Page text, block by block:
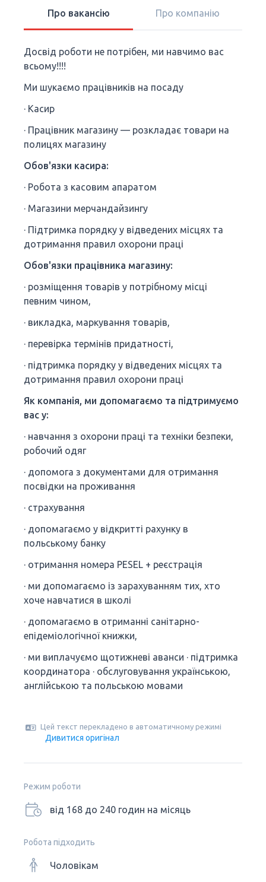
Про вакансію Про компанію
Досвід роботи не потрібен, ми навчимо вас
всьому!!!!
Ми шукаємо працівників на посаду
· Касир
· Працівник магазину — розкладає товари на
полицях магазину
Обов'язки касира:
· Робота з касовим апаратом
· Магазини мерчандайзингу
· Підтримка порядку у відведених місцях та
дотримання правил охорони праці
Обов'язки працівника магазину:
· розміщення товарів у потрібному місці
певним чином,
· викладка, маркування товарів,
· перевірка термінів придатності,
· підтримка порядку у відведених місцях та
дотримання правил охорони праці
Як компанія, ми допомагаємо та підтримуємо
вас у:
· навчання з охорони праці та техніки безпеки,
робочий одяг
· допомога з документами для отримання
посвідки на проживання
· страхування
· допомагаємо у відкритті рахунку в
польському банку
· отримання номера PESEL + реєстрація
· ми допомагаємо із зарахуванням тих, хто
хоче навчатися в школі
· допомагаємо в отриманні санітарно-
епідеміологічної книжки,
· ми виплачуємо щотижневі аванси · підтримка
координатора · обслуговування українською,
англійською та польською мовами
Цей текст перекладено в автоматичному режимі
Дивитися оригінал
Режим роботи
від 168 до 240 годин на місяць
Робота підходить
Чоловікам